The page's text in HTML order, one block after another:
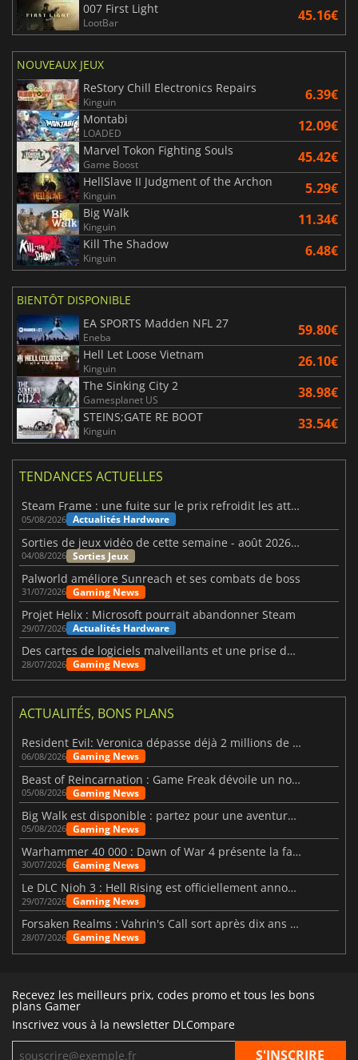
007 First Light
LootBar 45.16€
NOUVEAUX JEUX
ReStory Chill Electronics Repairs
Kinguin 6.39€
Montabi
LOADED 12.09€
Marvel Tokon Fighting Souls
Game Boost 45.42€
HellSlave II Judgment of the Archon
Kinguin 5.29€
Big Walk
Kinguin 11.34€
Kill The Shadow
Kinguin 6.48€
BIENTÔT DISPONIBLE
EA SPORTS Madden NFL 27
Eneba 59.80€
Hell Let Loose Vietnam
Kinguin 26.10€
The Sinking City 2
Gamesplanet US 38.98€
STEINS;GATE RE BOOT
Kinguin 33.54€
TENDANCES ACTUELLES
Steam Frame : une fuite sur le prix refroidit les attentes VR
05/08/2026 Actualités Hardware
Sorties de jeux vidéo de cette semaine - août 2026 (semaine 32)
04/08/2026 Sorties Jeux
Palworld améliore Sunreach et ses combats de boss
31/07/2026 Gaming News
Projet Helix : Microsoft pourrait abandonner Steam
29/07/2026 Actualités Hardware
Des cartes de logiciels malveillants et une prise de contrôle de Discord ont touché Meccha Chameleon
28/07/2026 Gaming News
ACTUALITÉS, BONS PLANS
Resident Evil: Veronica dépasse déjà 2 millions de wishlists
06/08/2026 Gaming News
Beast of Reincarnation : Game Freak dévoile un nouveau pari
05/08/2026 Gaming News
Big Walk est disponible : partez pour une aventure entre amis
05/08/2026 Gaming News
Warhammer 40 000 : Dawn of War 4 présente la faction des Nécrons
30/07/2026 Gaming News
Le DLC Nioh 3 : Hell Rising est officiellement annoncé
29/07/2026 Gaming News
Forsaken Realms : Vahrin's Call sort après dix ans de développement
28/07/2026 Gaming News
Recevez les meilleurs prix, codes promo et tous les bons
plans Gamer
Inscrivez vous à la newsletter DLCompare